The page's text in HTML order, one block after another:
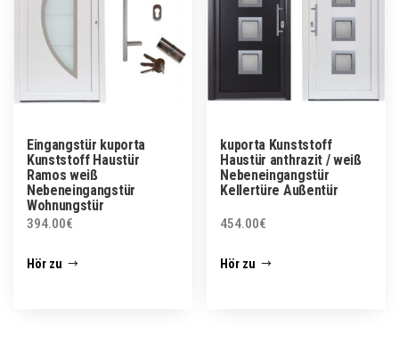
Eingangstür kuporta
Kunststoff Haustür
Ramos weiß
Nebeneingangstür
Wohnungstür
394.00€
Hör zu
kuporta Kunststoff
Haustür anthrazit / weiß
Nebeneingangstür
Kellertüre Außentür
454.00€
Hör zu